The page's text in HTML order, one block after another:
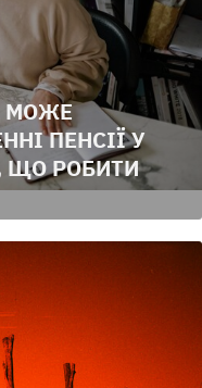
МОЖЕ
ПЕНСІЇ У
ЩО РОБИТИ